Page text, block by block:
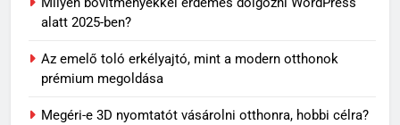
alatt 2025-ben?
Az emelő toló erkélyajtó, mint a modern otthonok
prémium megoldása
Megéri-e 3D nyomtatót vásárolni otthonra, hobbi célra?
nyári napokra
VÁSÁRLÁS
1